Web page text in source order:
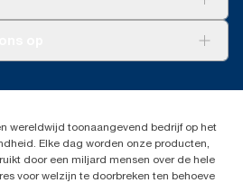
wereldwijd toonaangevend bedrijf op het
Elke dag worden onze producten,
door een miljard mensen over de hele
voor welzijn te doorbreken ten behoeve